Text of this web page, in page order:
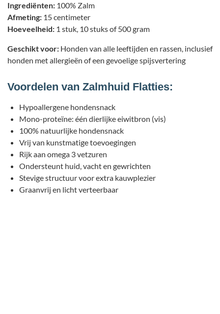
Ingrediënten: 100% Zalm
Afmeting: 15 centimeter
Hoeveelheid: 1 stuk, 10 stuks of 500 gram
Geschikt voor: Honden van alle leeftijden en rassen, inclusief
honden met allergieën of een gevoelige spijsvertering
Voordelen van Zalmhuid Flatties:
Hypoallergene hondensnack
Mono-proteïne: één dierlijke eiwitbron (vis)
100% natuurlijke hondensnack
Vrij van kunstmatige toevoegingen
Rijk aan omega 3 vetzuren
Ondersteunt huid, vacht en gewrichten
Stevige structuur voor extra kauwplezier
Graanvrij en licht verteerbaar